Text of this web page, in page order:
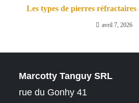
Les types de pierres réfractaires
avril 7, 2026
Marcotty Tanguy SRL
rue du Gonhy 41